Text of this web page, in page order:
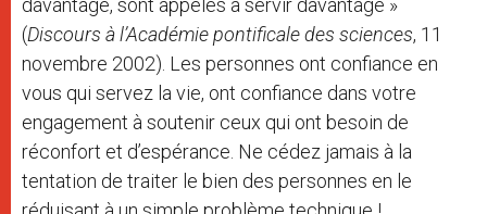
davantage, sont appelés à servir davantage »
(Discours à l’Académie pontificale des sciences, 11
novembre 2002). Les personnes ont confiance en
vous qui servez la vie, ont confiance dans votre
engagement à soutenir ceux qui ont besoin de
réconfort et d’espérance. Ne cédez jamais à la
tentation de traiter le bien des personnes en le